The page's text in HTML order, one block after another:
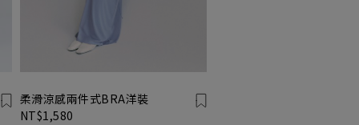
柔滑涼感兩件式BRA洋裝
NT$1,580